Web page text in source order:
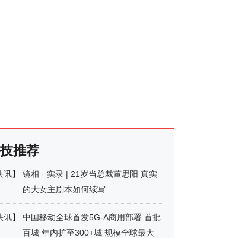
推荐
讯】
镜相 · 实录 | 21岁当总裁董思阳 真实
的大女主剧本如何续写
讯】
中国移动全球首发5G-A商用部署 首批
百城 年内扩至300+城 规模全球最大